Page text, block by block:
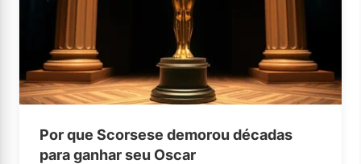
Por que Scorsese demorou décadas
para ganhar seu Oscar